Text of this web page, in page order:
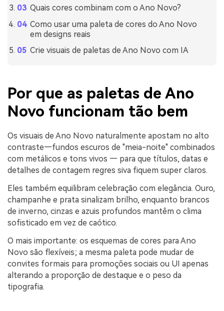
Quais cores combinam com o Ano Novo?
Como usar uma paleta de cores do Ano Novo
em designs reais
Crie visuais de paletas de Ano Novo com IA
Por que as paletas de Ano
Novo funcionam tão bem
Os visuais de Ano Novo naturalmente apostam no alto
contraste—fundos escuros de "meia-noite" combinados
com metálicos e tons vivos — para que títulos, datas e
detalhes de contagem regres siva fiquem super claros.
Eles também equilibram celebração com elegância. Ouro,
champanhe e prata sinalizam brilho, enquanto brancos
de inverno, cinzas e azuis profundos mantêm o clima
sofisticado em vez de caótico.
O mais importante: os esquemas de cores para Ano
Novo são flexíveis; a mesma paleta pode mudar de
convites formais para promoções sociais ou UI apenas
alterando a proporção de destaque e o peso da
tipografia.